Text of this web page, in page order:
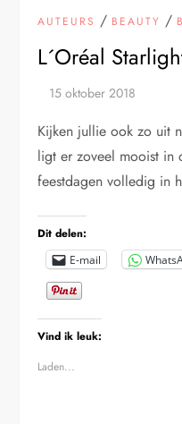
AUTEURS / BEAUTY /
L´Oréal
Kijken jullie ook zo uit
ligt er zoveel mooist in
feestdagen volledig in
Dit delen:
E-mail
Vind ik leuk:
Laden...